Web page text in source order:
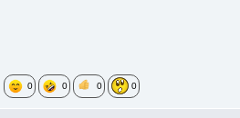
0 0 0 0